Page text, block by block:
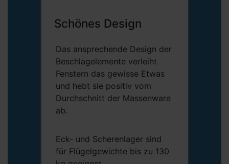
Schönes Design
Das ansprechende Design der
Beschlagelemente verleiht
Fenstern das gewisse Etwas
und hebt sie positiv vom
Durchschnitt der Massenware
ab.
Eck- und Scherenlager sind
für Flügelgewichte bis zu 130